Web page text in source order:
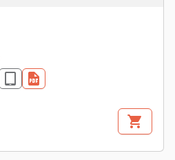
epub
pdf
shopping_cart